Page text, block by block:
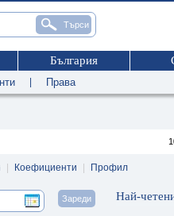
България
Права
Коефициенти Профил
Най-